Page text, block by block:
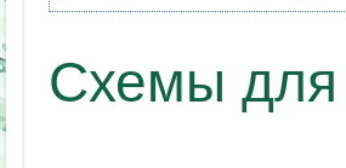
Схемы для